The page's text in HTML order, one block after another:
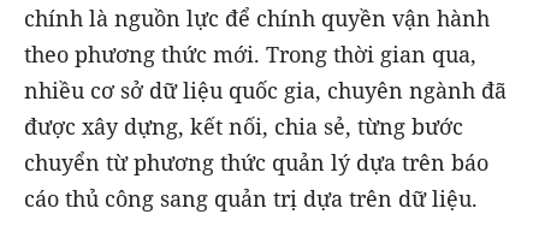
chính là nguồn lực để chính quyền vận hành
theo phương thức mới. Trong thời gian qua,
nhiều cơ sở dữ liệu quốc gia, chuyên ngành đã
được xây dựng, kết nối, chia sẻ, từng bước
chuyển từ phương thức quản lý dựa trên báo
cáo thủ công sang quản trị dựa trên dữ liệu.